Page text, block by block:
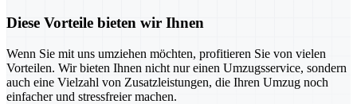
Diese Vorteile bieten wir Ihnen
Wenn Sie mit uns umziehen möchten, profitieren Sie von vielen
Vorteilen. Wir bieten Ihnen nicht nur einen Umzugsservice, sondern
auch eine Vielzahl von Zusatzleistungen, die Ihren Umzug noch
einfacher und stressfreier machen.